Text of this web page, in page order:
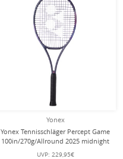
Yonex
Yonex Tennisschläger Percept Game
100in/270g/Allround 2025 midnight
navyblau - besaitet -
UVP: 229,95€